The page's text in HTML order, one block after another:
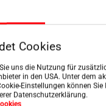
Cookies
uns die Nutzung für
in den USA. Unter dem
Einstellungen können
Datenschutzerklärung.